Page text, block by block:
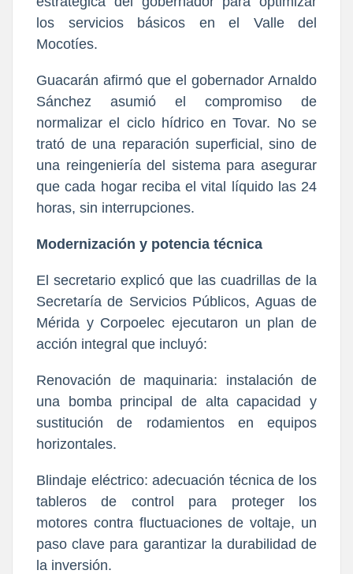
los servicios básicos en el Valle del
Mocotíes.
Guacarán afirmó que el gobernador Arnaldo
Sánchez asumió el compromiso de
normalizar el ciclo hídrico en Tovar. No se
trató de una reparación superficial, sino de
una reingeniería del sistema para asegurar
que cada hogar reciba el vital líquido las 24
horas, sin interrupciones.
Modernización y potencia técnica
El secretario explicó que las cuadrillas de la
Secretaría de Servicios Públicos, Aguas de
Mérida y Corpoelec ejecutaron un plan de
acción integral que incluyó:
Renovación de maquinaria: instalación de
una bomba principal de alta capacidad y
sustitución de rodamientos en equipos
horizontales.
Blindaje eléctrico: adecuación técnica de los
tableros de control para proteger los
motores contra fluctuaciones de voltaje, un
paso clave para garantizar la durabilidad de
la inversión.